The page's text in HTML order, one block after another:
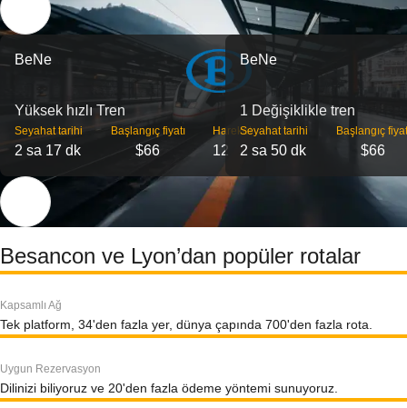
BeNe
Yüksek hızlı Tren
Seyahat tarihi
2 sa 17 dk
Başlangıç ​​fiyatı
$66
Hareket
12
BeNe
1 Değişiklikle tren
Seyahat tarihi
2 sa 50 dk
Başlangıç
$66
Besancon ve Lyon’dan popüler rotalar
Kapsamlı Ağ
Tek platform, 34'den fazla yer, dünya çapında 700'den fazla rota.
Uygun Rezervasyon
Dilinizi biliyoruz ve 20'den fazla ödeme yöntemi sunuyoruz.